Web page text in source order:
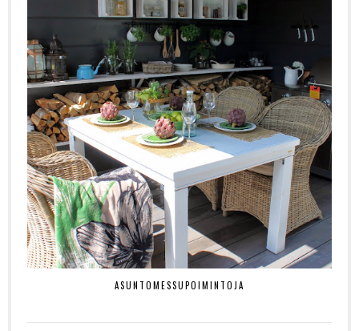
ASUNTOMESSUPOIMINTOJA